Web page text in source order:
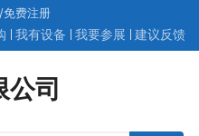
/免费注册
我有设备 我要参展 建议反馈
司